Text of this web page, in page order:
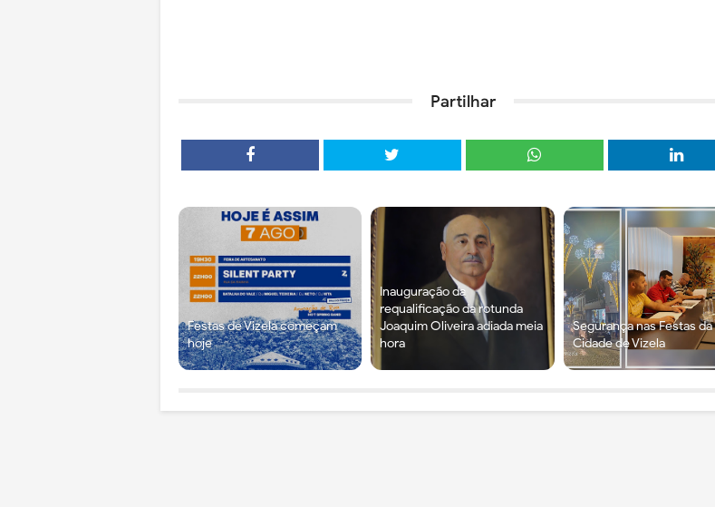
Partilhar
Festas de Vizela começam
hoje
Inauguração da
requalificação da rotunda
Joaquim Oliveira adiada meia
hora
Segurança nas Festas da
Cidade de Vizela